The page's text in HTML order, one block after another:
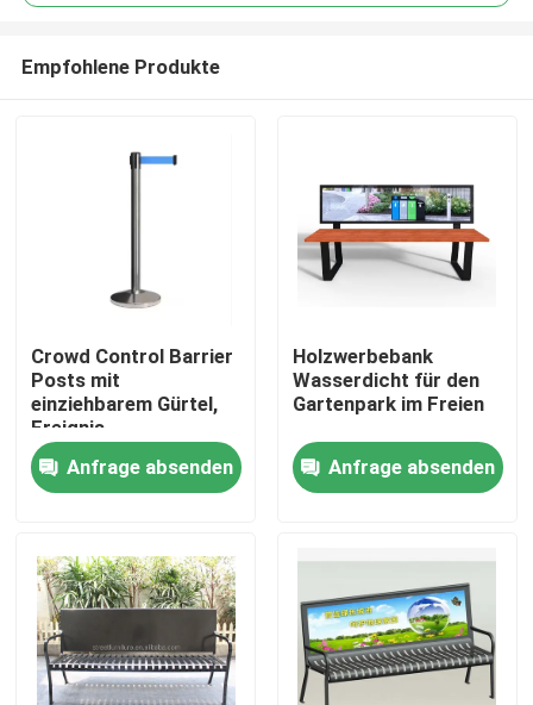
Zu Hause
Über uns
Werksbesichtigung
Empfohlene Produkte
Crowd Control Barrier
Posts mit
einziehbarem Gürtel,
Ereignis
Warteschlange Spalte
StandAnfrage absenden
Holzwerbebank
Wasserdicht für den
Gartenpark im Freien
Anfrage absenden